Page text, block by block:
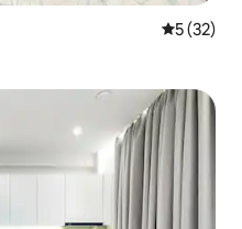
5 av 5 i
5 (32)